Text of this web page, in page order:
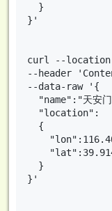
  }
}'
curl --location
--header
--data-raw '{
"name":"天安
  "location":
  {
  }
}'